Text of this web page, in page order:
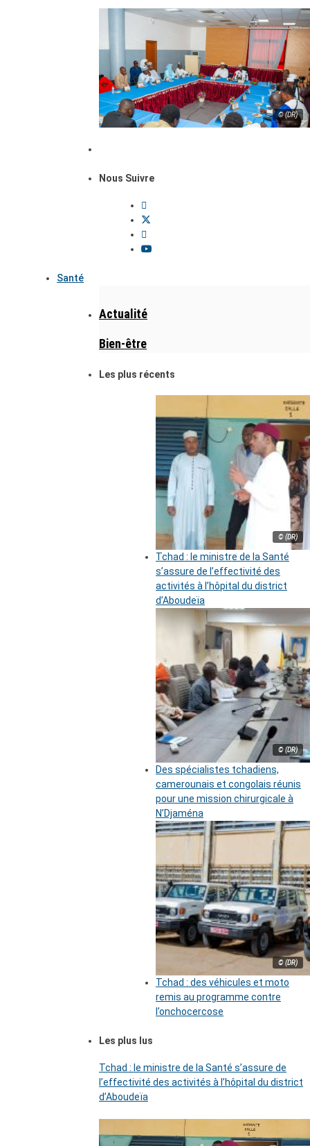
© (DR)
Nous Suivre
Santé
Actualité
Bien-être
Les plus récents
© (DR)
Tchad : le ministre de la Santé
s’assure de l’effectivité des
activités à l’hôpital du district
d’Aboudeïa
© (DR)
Des spécialistes tchadiens,
camerounais et congolais réunis
pour une mission chirurgicale à
N’Djaména
© (DR)
Tchad : des véhicules et moto
remis au programme contre
l’onchocercose
Les plus lus
Tchad : le ministre de la Santé s’assure de
l’effectivité des activités à l’hôpital du district
d’Aboudeïa